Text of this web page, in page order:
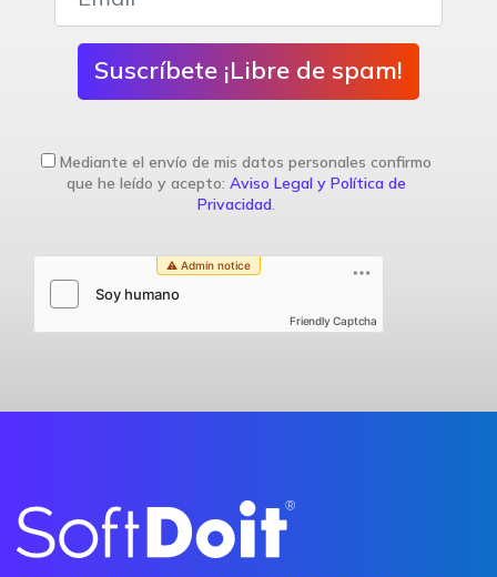
Suscríbete ¡Libre de spam!
Mediante el envío de mis datos personales confirmo
que he leído y acepto: Aviso Legal y Política de
Privacidad.
Friendly Captcha